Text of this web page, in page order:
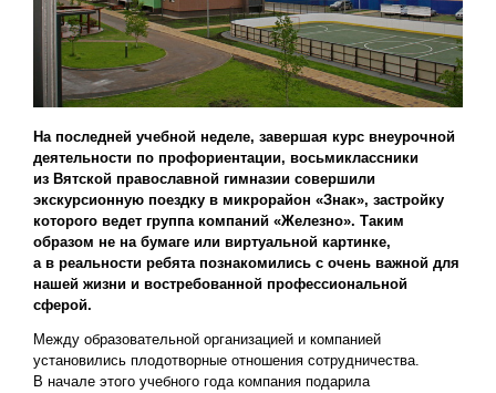
На последней учебной неделе, завершая курс внеурочной
деятельности по профориентации, восьмиклассники
из Вятской православной гимназии совершили
экскурсионную поездку в микрорайон «Знак», застройку
которого ведет группа компаний «Железно». Таким
образом не на бумаге или виртуальной картинке,
а в реальности ребята познакомились с очень важной для
нашей жизни и востребованной профессиональной
сферой.
Между образовательной организацией и компанией
установились плодотворные отношения сотрудничества.
В начале этого учебного года компания подарила